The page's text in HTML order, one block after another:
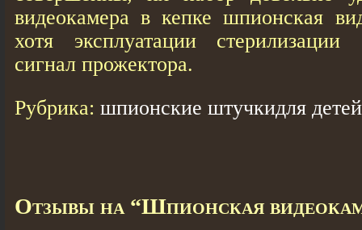
видеокамера в кепке шпионская
хотя эксплуатации
сигнал прожектора.
Рубрика: шпионские штучкидля детей
Отзывы на “Шпионская